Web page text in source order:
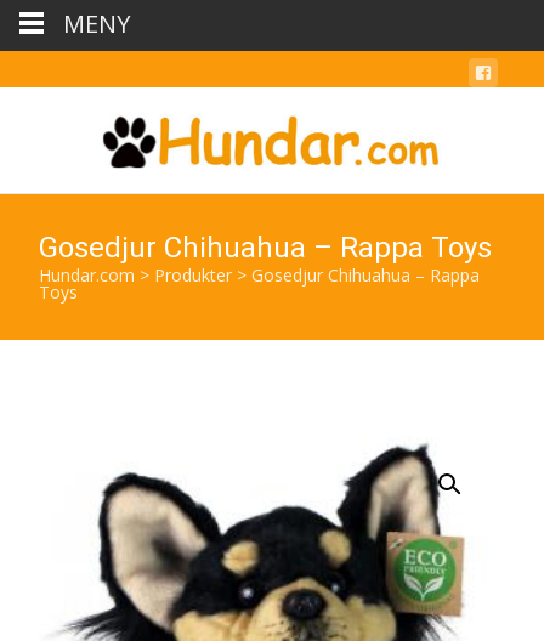
Gosedjur Chihuahua – Rappa Toys
Hundar.com > Produkter > Gosedjur Chihuahua – Rappa
Toys
MENY